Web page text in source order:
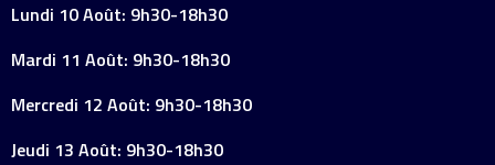
Lundi 10 Août: 9h30-18h30
Mardi 11 Août: 9h30-18h30
Mercredi 12 Août: 9h30-18h30
Jeudi 13 Août: 9h30-18h30